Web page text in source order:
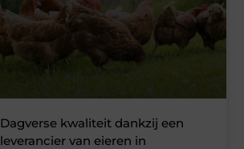
Dagverse kwaliteit dankzij een
leverancier van eieren in